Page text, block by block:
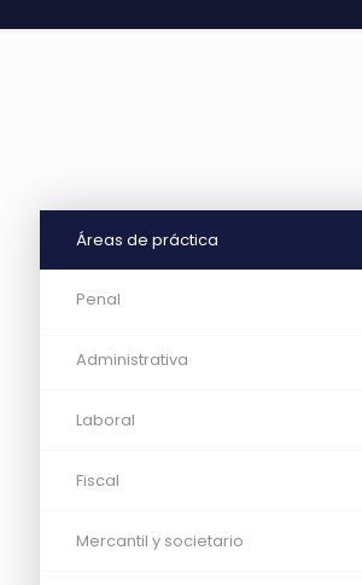
Áreas de práctica
Penal
Administrativa
Laboral
Fiscal
Mercantil y societario